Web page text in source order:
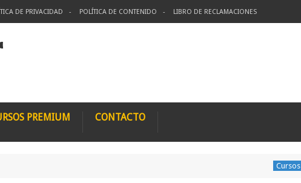
DE PRIVACIDAD POLÍTICA DE CONTENIDO LIBRO DE RECLAMACIONES
PREMIUM CONTACTO
Cursos premium